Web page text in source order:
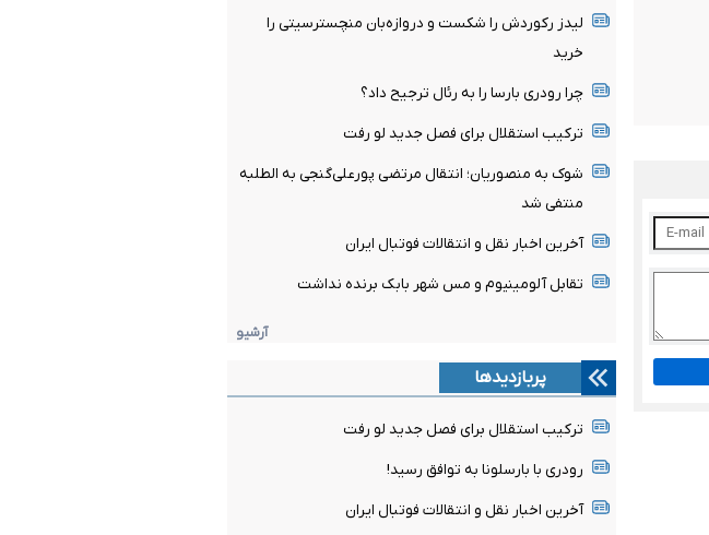
لیدز رکوردش را شکست و دروازه‌بان منچسترسیتی را
خرید
چرا رودری بارسا را به رئال ترجیح داد؟
ترکیب استقلال برای فصل جدید لو رفت
شوک به منصوریان؛ انتقال مرتضی پورعلی‌گنجی به الطلبه
منتفی شد
آخرین اخبار نقل و انتقالات فوتبال ایران
تقابل آلومینیوم و مس شهر بابک برنده نداشت
آرشیو
پربازدیدها
ترکیب استقلال برای فصل جدید لو رفت
رودری با بارسلونا به توافق رسید!
آخرین اخبار نقل و انتقالات فوتبال ایران